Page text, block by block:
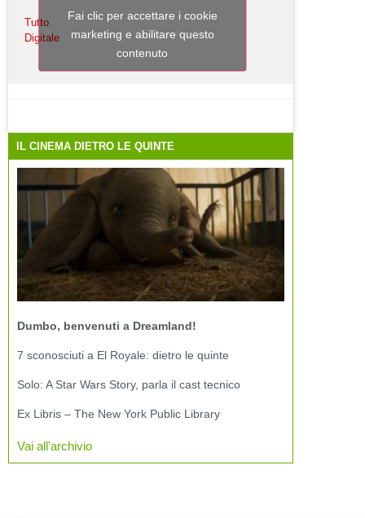
Tutto
Digitale
Fai clic per accettare i cookie
marketing e abilitare questo
contenuto
IL CINEMA DIETRO LE QUINTE
Dumbo, benvenuti a Dreamland!
7 sconosciuti a El Royale: dietro le quinte
Solo: A Star Wars Story, parla il cast tecnico
Ex Libris – The New York Public Library
Vai all'archivio